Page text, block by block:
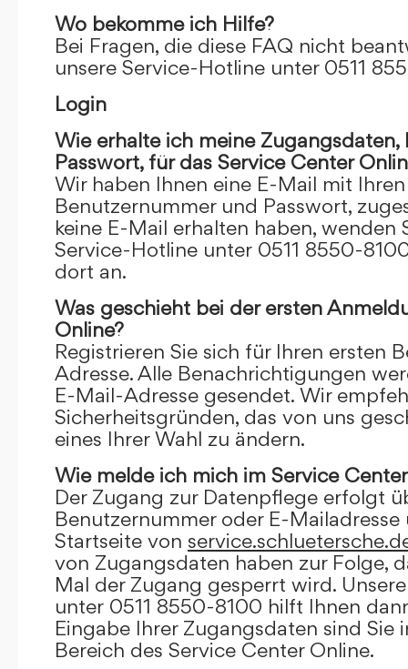
Wo bekomme ich Hilfe?
Bei Fragen, die diese FAQ nicht
unsere Service-Hotline unter 0511
Login
Wie erhalte ich meine
Passwort, für das Service Center
Wir haben Ihnen eine E-Mail mit
Benutzernummer und Passwort,
keine E-Mail erhalten haben, wenden
Service-Hotline unter 0511 8550-
dort an.
Was geschieht bei der ersten
Online?
Registrieren Sie sich für Ihren ersten
Adresse. Alle Benachrichtigungen
E-Mail-Adresse gesendet. Wir
Sicherheitsgründen, das von uns
eines Ihrer Wahl zu ändern.
Wie melde ich mich im Service
Der Zugang zur Datenpflege erfolgt
Benutzernummer oder E-
Startseite von
von Zugangsdaten haben zur Folge,
Mal der Zugang gesperrt wird.
unter 0511 8550-8100 hilft Ihnen
Eingabe Ihrer Zugangsdaten sind Sie
Bereich des Service Center Online.